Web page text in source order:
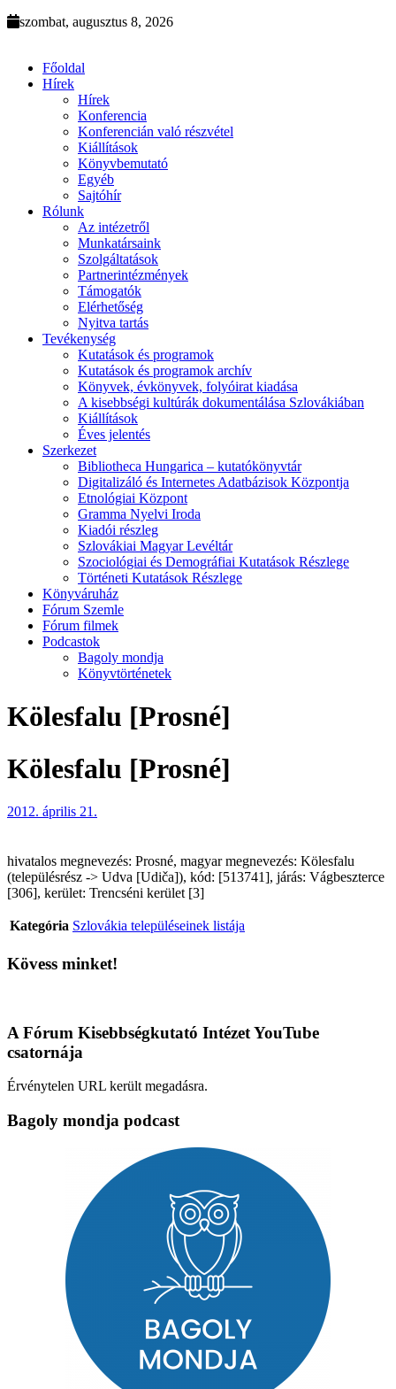
szombat, augusztus 8, 2026
Főoldal
Hírek
Hírek
Konferencia
Konferencián való részvétel
Kiállítások
Könyvbemutató
Egyéb
Sajtóhír
Rólunk
Az intézetről
Munkatársaink
Szolgáltatások
Partnerintézmények
Támogatók
Elérhetőség
Nyitva tartás
Tevékenység
Kutatások és programok
Kutatások és programok archív
Könyvek, évkönyvek, folyóirat kiadása
A kisebbségi kultúrák dokumentálása Szlovákiában
Kiállítások
Éves jelentés
Szerkezet
Bibliotheca Hungarica – kutatókönyvtár
Digitalizáló és Internetes Adatbázisok Központja
Etnológiai Központ
Gramma Nyelvi Iroda
Kiadói részleg
Szlovákiai Magyar Levéltár
Szociológiai és Demográfiai Kutatások Részlege
Történeti Kutatások Részlege
Könyváruház
Fórum Szemle
Fórum filmek
Podcastok
Bagoly mondja
Könyvtörténetek
Kölesfalu [Prosné]
Kölesfalu [Prosné]
2012. április 21.
hivatalos megnevezés: Prosné, magyar megnevezés: Kölesfalu
(településrész -> Udva [Udiča]), kód: [513741], járás: Vágbeszterce
[306], kerület: Trencséni kerület [3]
Kategória Szlovákia településeinek listája
Kövess minket!
A Fórum Kisebbségkutató Intézet YouTube
csatornája
Érvénytelen URL került megadásra.
Bagoly mondja podcast